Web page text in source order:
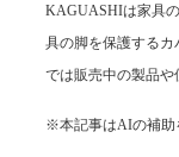
KAGUASHIは家具
具の脚を保護するカ
では販売中の製品や
※本記事はAIの補助